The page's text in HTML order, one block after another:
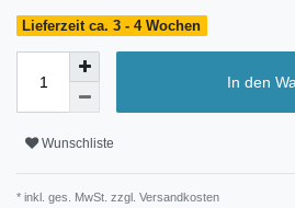
Lieferzeit ca. 3 - 4 Wochen
In den
Wunschliste
* inkl. ges. MwSt. zzgl. Versandkosten